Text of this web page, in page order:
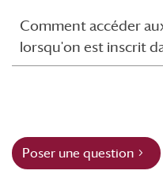
Comment accéder
lorsqu'on est inscrit
Poser une question